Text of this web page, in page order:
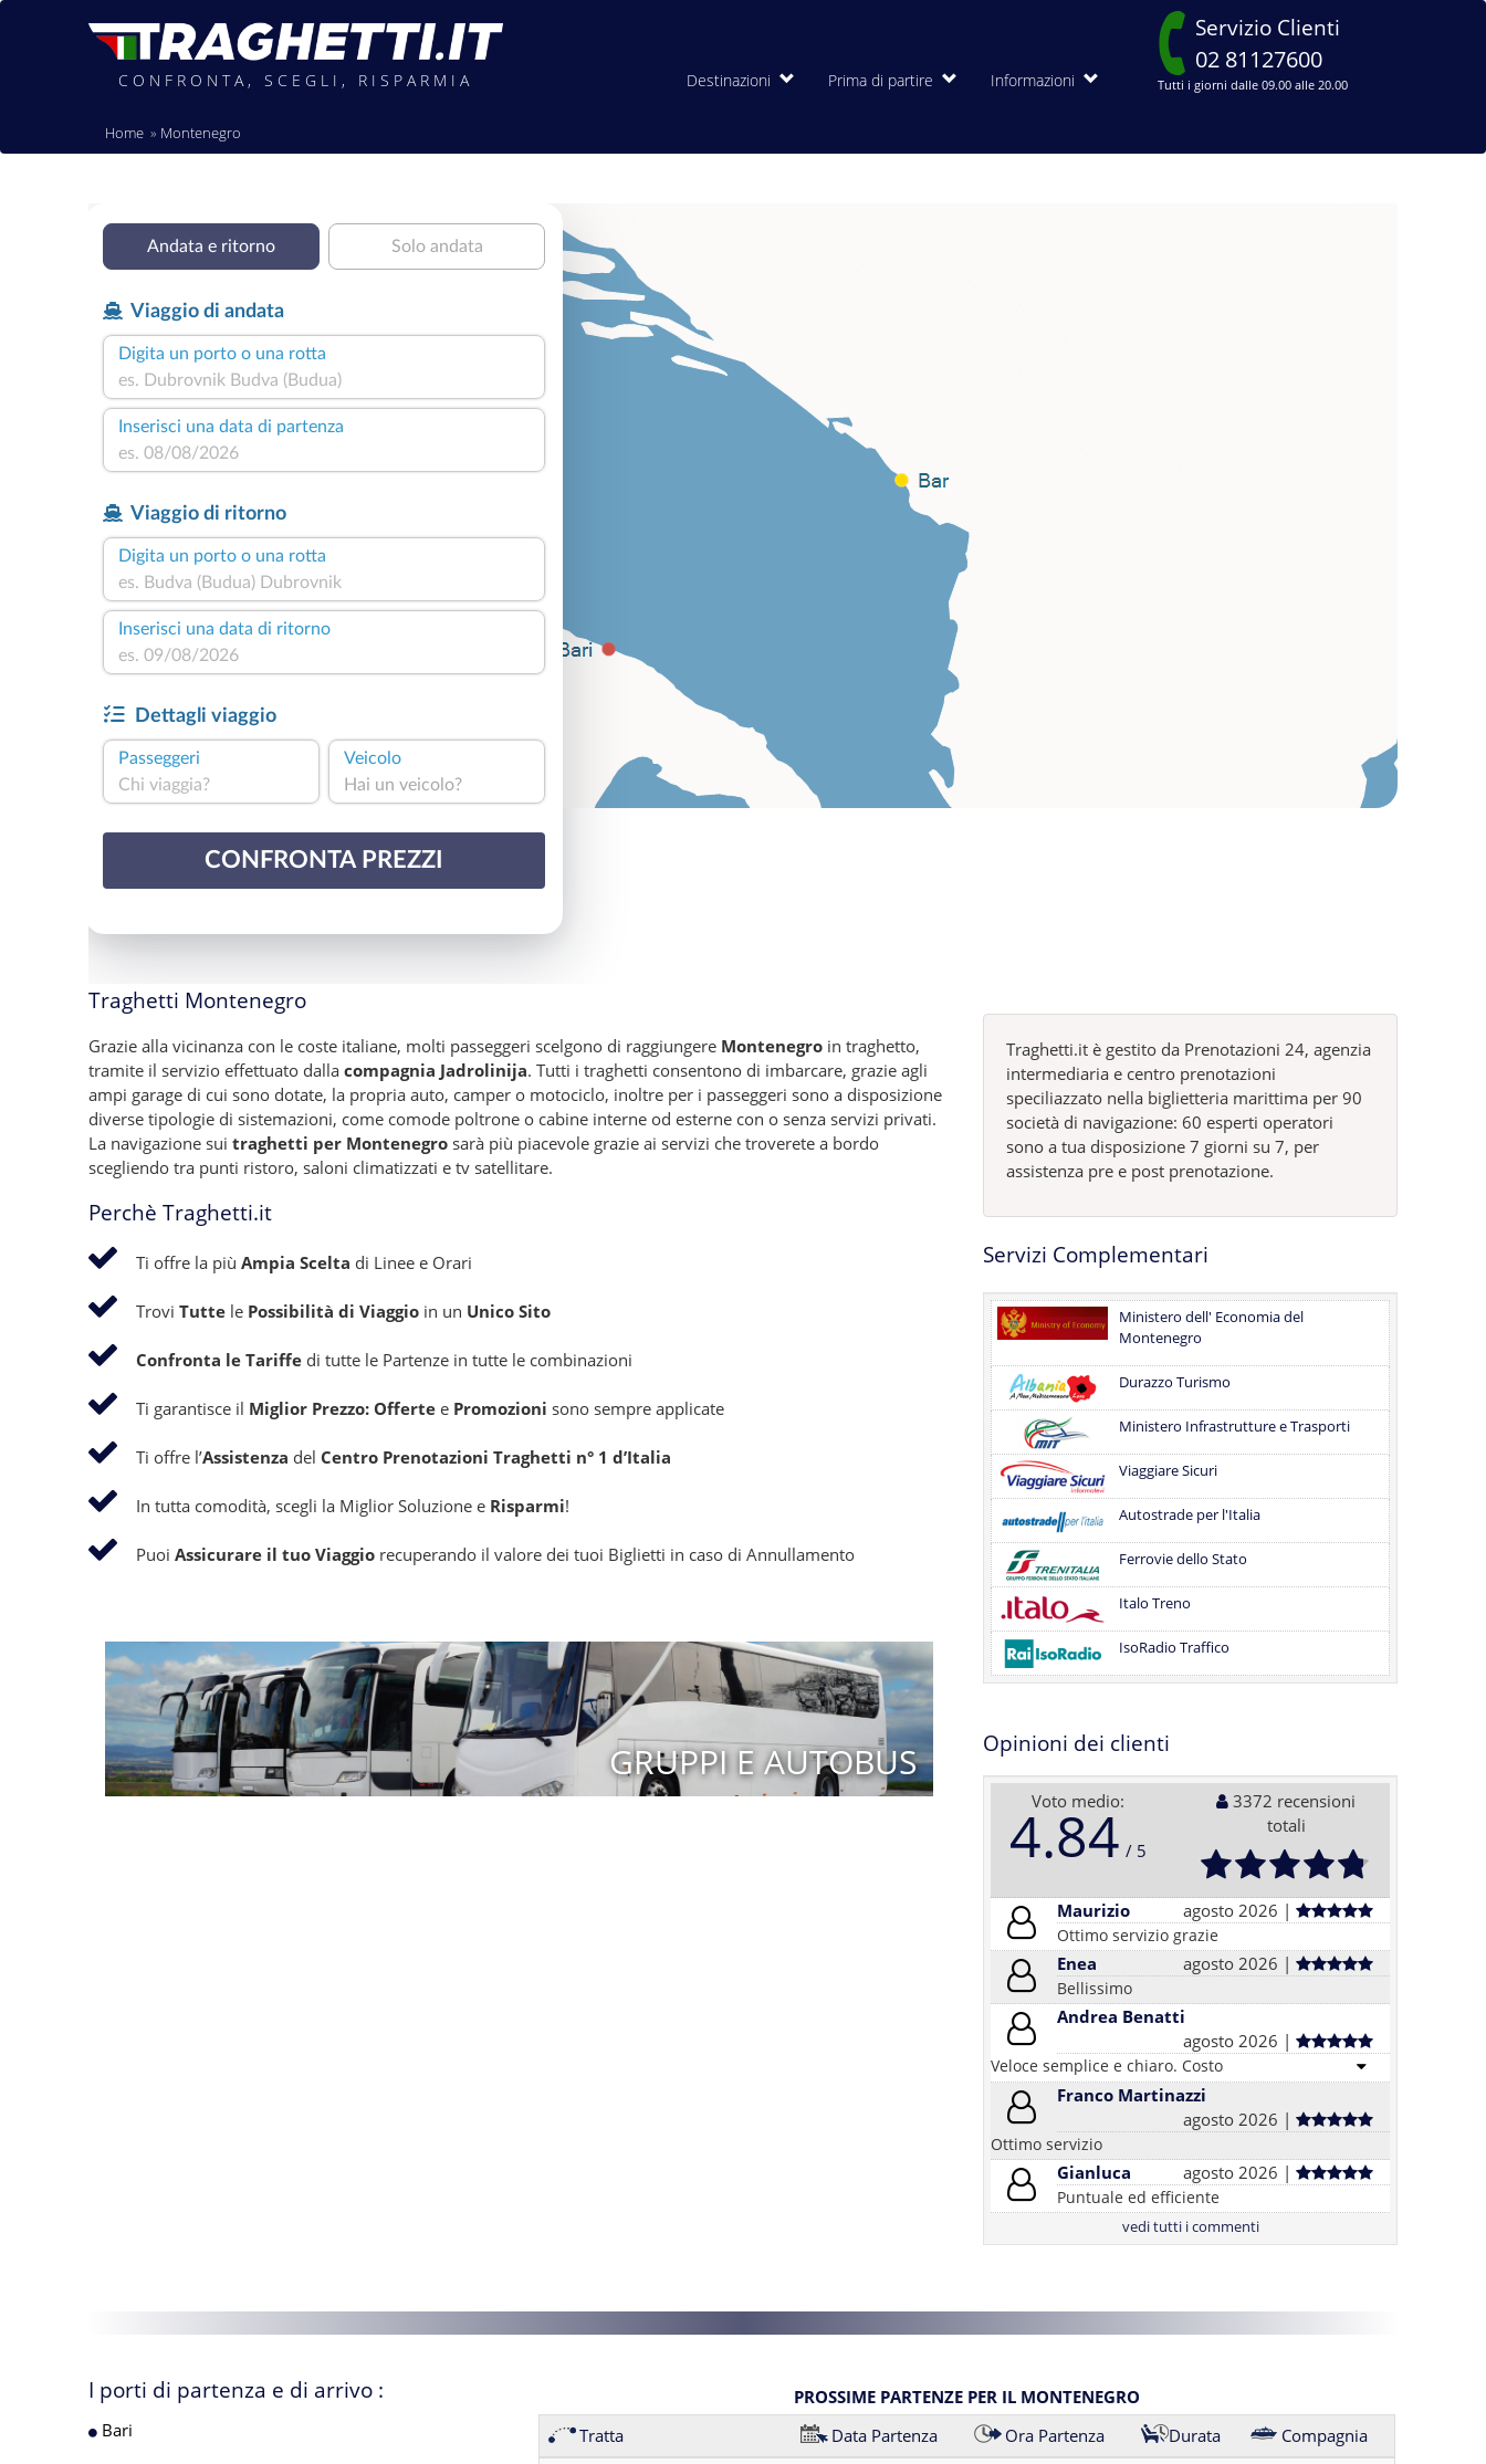
CONFRONTA, SCEGLI, RISPARMIA Destinazioni Prima di partire Informazioni
Servizio Clienti
02 81127600
Tutti i giorni dalle 09.00 alle 20.00
Home Montenegro
Traghetti Montenegro
Grazie alla vicinanza con le coste italiane, molti passeggeri scelgono di raggiungere Montenegro in traghetto,
tramite il servizio effettuato dalla compagnia Jadrolinija. Tutti i traghetti consentono di imbarcare, grazie agli
ampi garage di cui sono dotate, la propria auto, camper o motociclo, inoltre per i passeggeri sono a disposizione
diverse tipologie di sistemazioni, come comode poltrone o cabine interne od esterne con o senza servizi privati.
La navigazione sui traghetti per Montenegro sarà più piacevole grazie ai servizi che troverete a bordo
scegliendo tra punti ristoro, saloni climatizzati e tv satellitare.
Perchè Traghetti.it
Ti offre la più Ampia Scelta di Linee e Orari
Trovi Tutte le Possibilità di Viaggio in un Unico Sito
Confronta le Tariffe di tutte le Partenze in tutte le combinazioni
Ti garantisce il Miglior Prezzo: Offerte e Promozioni sono sempre applicate
Ti offre l’Assistenza del Centro Prenotazioni Traghetti n° 1 d’Italia
In tutta comodità, scegli la Miglior Soluzione e Risparmi!
Puoi Assicurare il tuo Viaggio recuperando il valore dei tuoi Biglietti in caso di Annullamento
GRUPPI E AUTOBUS
Traghetti.it è gestito da Prenotazioni 24, agenzia
intermediaria e centro prenotazioni
speciliazzato nella biglietteria marittima per 90
società di navigazione: 60 esperti operatori
sono a tua disposizione 7 giorni su 7, per
assistenza pre e post prenotazione.
Servizi Complementari
Ministero dell' Economia del
Montenegro
Durazzo Turismo
Ministero Infrastrutture e Trasporti
Viaggiare Sicuri
Autostrade per l'Italia
Ferrovie dello Stato
Italo Treno
IsoRadio Traffico
Opinioni dei clienti
Voto medio:
4.84
3372 recensioni
totali
Maurizio agosto 2026 |
Ottimo servizio grazie
Enea agosto 2026 |
Bellissimo
Andrea Benatti
agosto 2026 |
Veloce semplice e chiaro. Costo
Franco Martinazzi
agosto 2026 |
Ottimo servizio
Gianluca agosto 2026 |
Puntuale ed efficiente
vedi tutti i commenti
I porti di partenza e di arrivo :
Bari
PROSSIME PARTENZE PER IL MONTENEGRO
Tratta
Data Partenza Ora Partenza Durata
Compagnia